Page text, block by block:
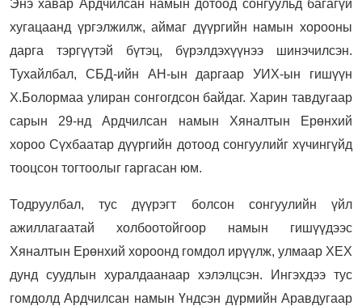
Энэ хавар Ардчилсан намын дотоод сонгуульд багагүй
хугацаанд үргэлжилж, аймаг дүүргийн намын хорооны
дарга тэргүүтэй бүтэц, бүрэлдэхүүнээ шинэчилсэн.
Тухайлбал, СБД-ийн АН-ын даргаар УИХ-ын гишүүн
Х.Болормаа улиран сонгогдсон байдаг. Харин тавдугаар
сарын 29-нд Ардчилсан намын Хяналтын Ерөнхий
хороо Сүхбаатар дүүргийн дотоод сонгуулийг хүчингүйд
тооцсон тогтоолыг гаргасан юм.
Тодруулбал, тус дүүрэгт болсон сонгуулийн үйл
ажиллагаатай холбоотойгоор намын гишүүдээс
Хяналтын Ерөнхий хороонд гомдол ирүүлж, улмаар ХЕХ
дунд суудлын хуралдаанаар хэлэлцсэн. Ингэхдээ тус
гомдолдАрдчилсан намын Үндсэн дүрмийн Аравдугаар